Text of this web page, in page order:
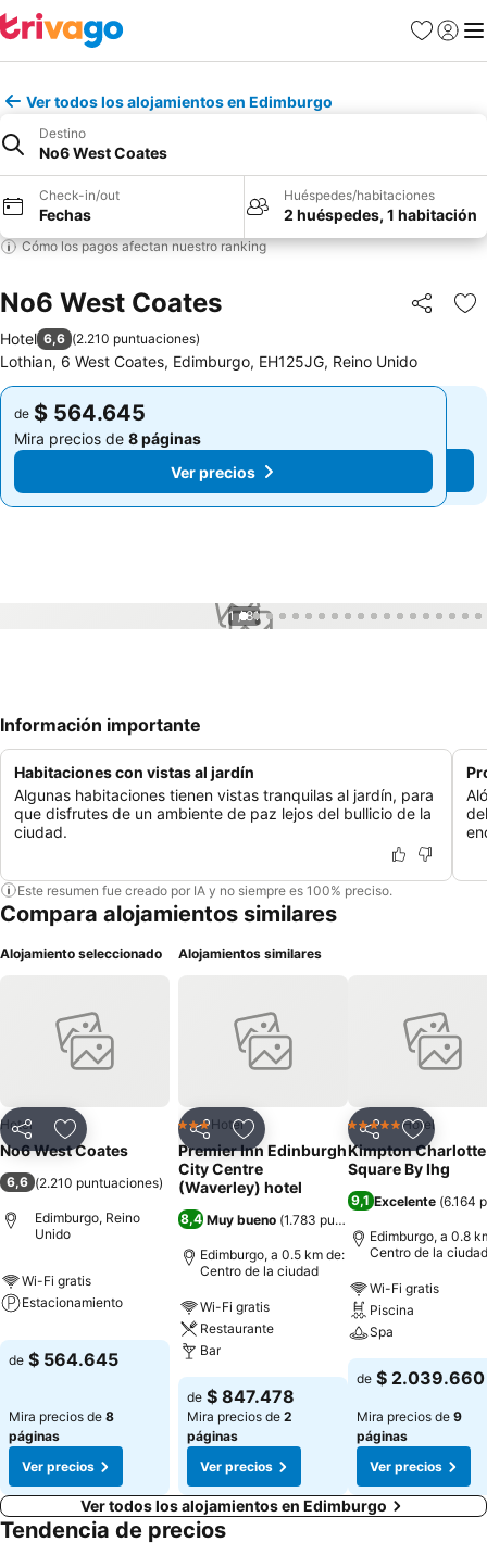
Favoritos
Iniciar
Ver todos los alojamientos en Edimburgo
Destino
No6 West Coates
Check-in/out
Fechas
Huéspedes/habitaciones
2 huéspedes, 1 habitación
Cómo los pagos afectan nuestro ranking
No6 West Coates Compartir
Hotel 6,6 (2.210 puntuaciones)
Lothian, 6 West Coates, Edimburgo, EH125JG, Reino Unido
de $ 564.645
Mira precios de 8 páginas
Ver precios
de $ 564.645
Mira precios de 8 páginas
Ver precios
1 / 81
Información importante
Habitaciones con vistas al jardín
Algunas habitaciones tienen vistas tranquilas al jardín, para
que disfrutes de un ambiente de paz lejos del bullicio de la
ciudad.
Este resumen fue creado por IA y no siempre es 100% preciso.
Compara alojamientos similares
Alojamiento seleccionado
CompartirAgregar a favoritos
Hotel
No6 West Coates
6,6 (2.210 puntuaciones)
Edimburgo, Reino
Unido
Wi-Fi gratis
Estacionamiento
de $ 564.645
Mira precios de 8
páginas
Ver precios
Alojamientos similares
CompartirAgregar a favoritos
3 Estrellas
Hotel
Premier Inn Edinburgh
City Centre
(Waverley) hotel
8,4 Muy bueno (1.783 puntuaciones
Edimburgo, a 0.5 km de:
Centro de la ciudad
Wi-Fi gratis
Restaurante
Bar
de $ 847.478
Mira precios de 2
páginas
Ver precios
CompartirAgregar
5 EstrellasHotel
Kimpton Charlotte
Square By Ihg
9,1 Excelente (6.164
Edimburgo, a 0.8
Centro de la ciudad
Wi-Fi gratis
Piscina
Spa
de $ 2.039.660
Mira precios de 9
páginas
Ver precios
Ver todos los alojamientos en Edimburgo
Tendencia de precios